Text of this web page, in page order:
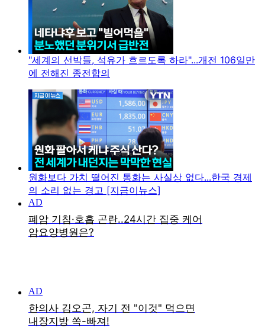
"세계의 선박들, 석유가 흐르도록 하라"...개전 106일만
에 전해진 종전합의
원화보다 가치 떨어진 통화는 사실상 없다...한국 경제
의 소리 없는 경고 [지금이뉴스]